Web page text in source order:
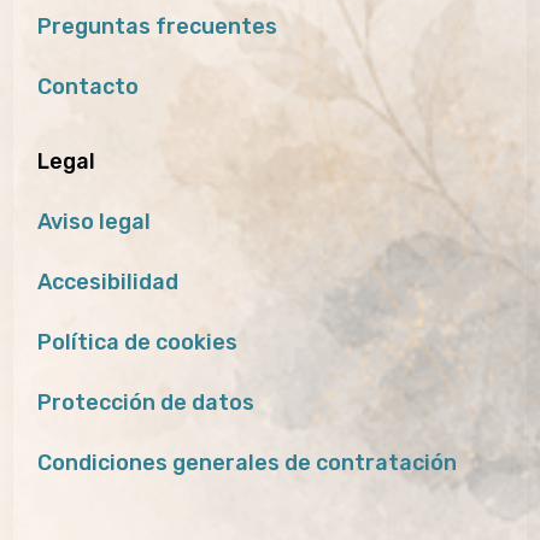
Preguntas frecuentes
Contacto
Legal
Aviso legal
Accesibilidad
Política de cookies
Protección de datos
Condiciones generales de contratación